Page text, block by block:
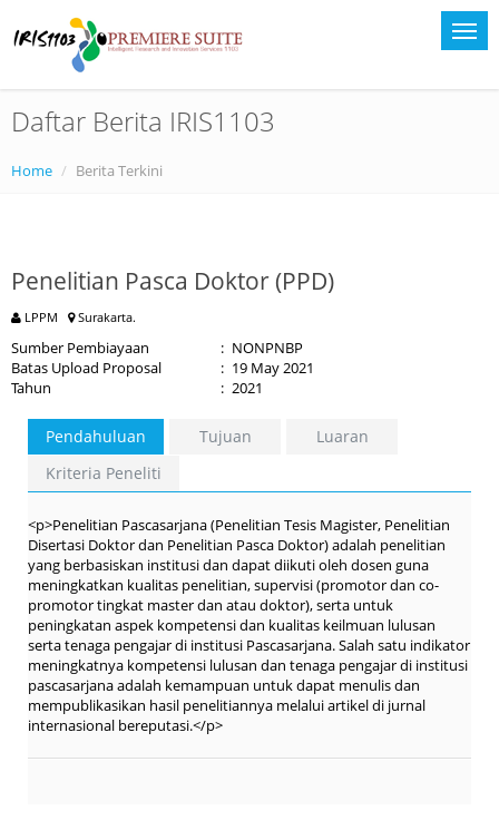
Daftar Berita IRIS1103
Home Berita Terkini
Penelitian Pasca Doktor (PPD)
LPPM Surakarta.
Sumber Pembiayaan : NONPNBP
Batas Upload Proposal
: 19 May 2021
Tahun
: 2021
Pendahuluan Tujuan
Luaran
Kriteria Peneliti
<p>Penelitian Pascasarjana (Penelitian Tesis Magister, Penelitian
Disertasi Doktor dan Penelitian Pasca Doktor) adalah penelitian
yang berbasiskan institusi dan dapat diikuti oleh dosen guna
meningkatkan kualitas penelitian, supervisi (promotor dan co-
promotor tingkat master dan atau doktor), serta untuk
peningkatan aspek kompetensi dan kualitas keilmuan lulusan
serta tenaga pengajar di institusi Pascasarjana. Salah satu indikator
meningkatnya kompetensi lulusan dan tenaga pengajar di institusi
pascasarjana adalah kemampuan untuk dapat menulis dan
mempublikasikan hasil penelitiannya melalui artikel di jurnal
internasional bereputasi.</p>